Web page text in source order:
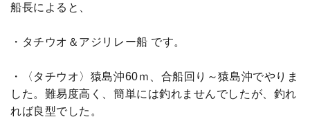
船長によると、
・タチウオ＆アジリレー船 です。
・〈タチウオ〉猿島沖60ｍ、合船回り～猿島沖でやりま
した。難易度高く、簡単には釣れませんでしたが、釣れ
れば良型でした。